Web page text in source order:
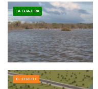
LA GUAJIRA
DISTRITO